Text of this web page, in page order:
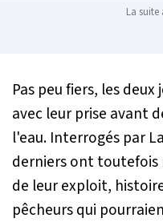
La suite
Pas peu fiers, les deux
avec leur prise avant
l'eau. Interrogés par
derniers ont
de leur exploit,
pêcheurs qui